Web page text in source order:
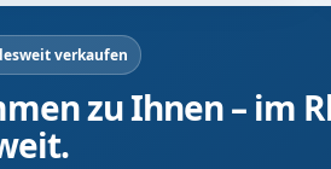
verkaufen
zu Ihnen – im